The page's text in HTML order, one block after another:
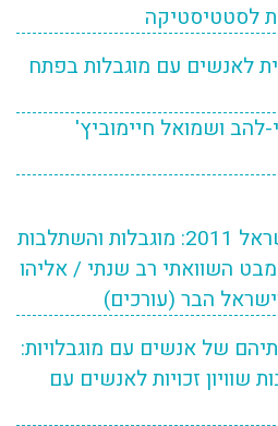
לאנשים עם מוגבלות בפתח
להב ושמואל חיימוביץ'
אנשים עם מוגבלות בישראל 2011: מוגבלות והשתלבות
השוואתי רב שנתי / אליהו
הבר (עורכים)
של אנשים עם מוגבלויות:
שוויון זכויות לאנשים עם